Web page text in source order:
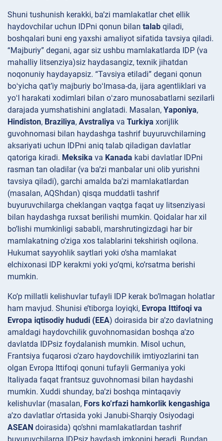
Shuni tushunish kerakki, ba’zi mamlakatlar chet ellik
haydovchilar uchun IDPni qonun bilan talab qiladi,
boshqalari buni eng yaxshi amaliyot sifatida tavsiya qiladi.
“Majburiy” degani, agar siz ushbu mamlakatlarda IDP (va
mahalliy litsenziya)siz haydasangiz, texnik jihatdan
noqonuniy haydayapsiz. “Tavsiya etiladi” degani qonun
boʻyicha qatʼiy majburiy boʻlmasa-da, ijara agentliklari va
yoʻl harakati xodimlari bilan oʻzaro munosabatlarni sezilarli
darajada yumshatishini anglatadi. Masalan, Yaponiya,
Hindiston, Braziliya, Avstraliya va Turkiya xorijlik
guvohnomasi bilan haydashga tashrif buyuruvchilarning
aksariyati uchun IDPni aniq talab qiladigan davlatlar
qatoriga kiradi. Meksika va Kanada kabi davlatlar IDPni
rasman tan oladilar (va ba’zi manbalar uni olib yurishni
tavsiya qiladi), garchi amalda ba’zi mamlakatlardan
(masalan, AQShdan) qisqa muddatli tashrif
buyuruvchilarga cheklangan vaqtga faqat uy litsenziyasi
bilan haydashga ruxsat berilishi mumkin. Qoidalar har xil
bo’lishi mumkinligi sababli, marshrutingizdagi har bir
mamlakatning o’ziga xos talablarini tekshirish oqilona.
Hukumat sayyohlik saytlari yoki o’sha mamlakat
elchixonasi IDP kerakmi yoki yo’qmi, ko’rsatma berishi
mumkin.
Ko’p millatli kelishuvlar tufayli IDP kerak bo’lmagan holatlar
ham mavjud. Shunisi e’tiborga loyiqki, Evropa Ittifoqi va
Evropa iqtisodiy hududi (EEA) doirasida bir a’zo davlatning
amaldagi haydovchilik guvohnomasidan boshqa a’zo
davlatda IDPsiz foydalanish mumkin. Misol uchun,
Frantsiya fuqarosi o’zaro haydovchilik imtiyozlarini tan
olgan Evropa Ittifoqi qonuni tufayli Germaniya yoki
Italiyada faqat frantsuz guvohnomasi bilan haydashi
mumkin. Xuddi shunday, ba’zi boshqa mintaqaviy
kelishuvlar (masalan, Fors ko’rfazi hamkorlik kengashiga
a’zo davlatlar o’rtasida yoki Janubi-Sharqiy Osiyodagi
ASEAN doirasida) qo’shni mamlakatlardan tashrif
buyuruvchilarga IDPsiz haydash imkonini beradi. Bundan